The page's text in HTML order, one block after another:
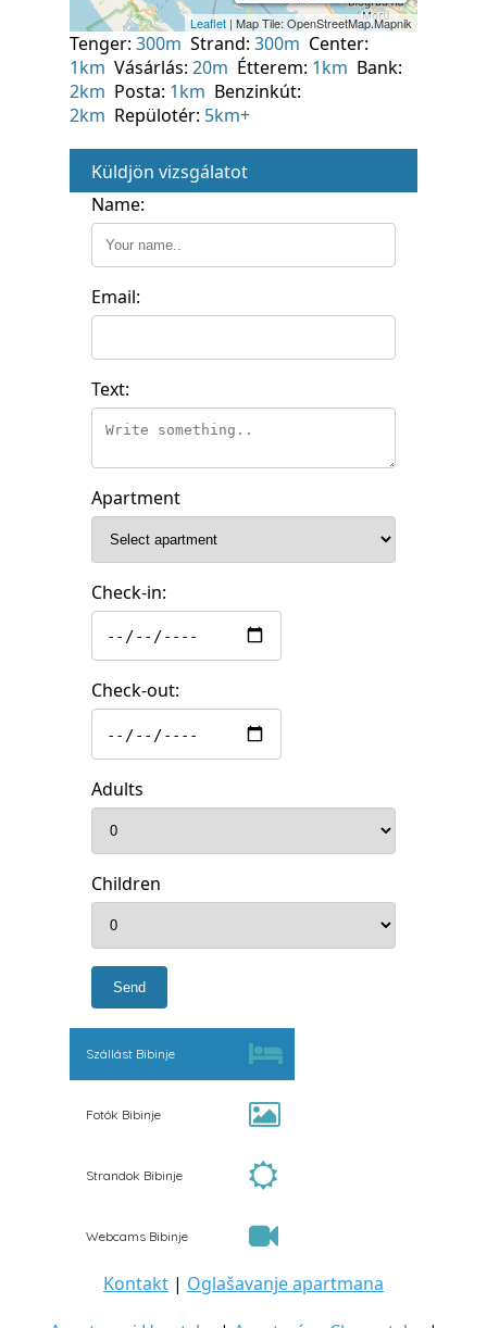
Tenger: 300m Strand: 300m Center:
1km Vásárlás: 20m Étterem: 1km Bank:
2km Posta: 1km Benzinkút:
2km Repülotér: 5km+
Küldjön vizsgálatot
Name:
Email:
Text:
Apartment
Check-in:
Check-out:
Adults
Children
Szállást Bibinje
Fotók Bibinje
Strandok Bibinje
Webcams Bibinje
Kontakt | Oglašavanje apartmana